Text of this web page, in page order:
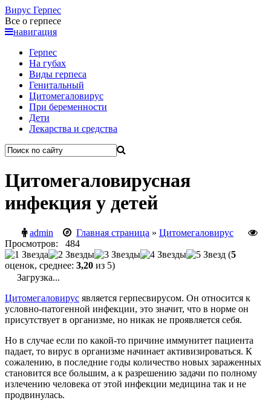
Вирус Герпес
Все о герпесе
навигация
Герпес
На губах
Виды герпеса
Генитальный
Цитомегаловирус
При беременности
Дети
Лекарства и средства
Цитомегаловирусная
инфекция у детей
admin Главная страница » Цитомегаловирус
Просмотров: 484
(5
оценок, среднее: 3,20 из 5)
Загрузка...
Цитомегаловирус является герпесвирусом. Он относится к
условно-патогенной инфекции, это значит, что в норме он
присутствует в организме, но никак не проявляется себя.
Но в случае если по какой-то причине иммунитет пациента
падает, то вирус в организме начинает активизироваться. К
сожалению, в последние годы количество новых зараженных
становится все большим, а к разрешению задачи по полному
излечению человека от этой инфекции медицина так и не
продвинулась.